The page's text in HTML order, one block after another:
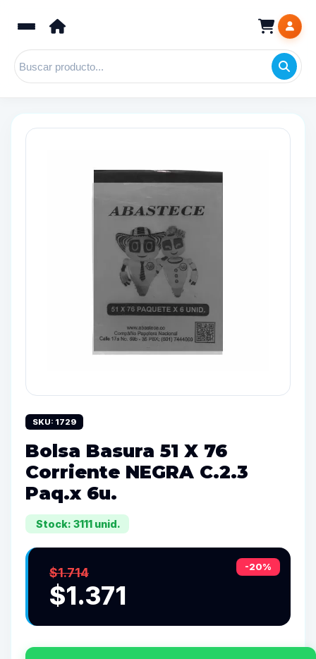
SKU: 1729
Bolsa Basura 51 X 76
Corriente NEGRA C.2.3
Paq.x 6u.
Stock: 3111 unid.
-20%
$1.714
$1.371